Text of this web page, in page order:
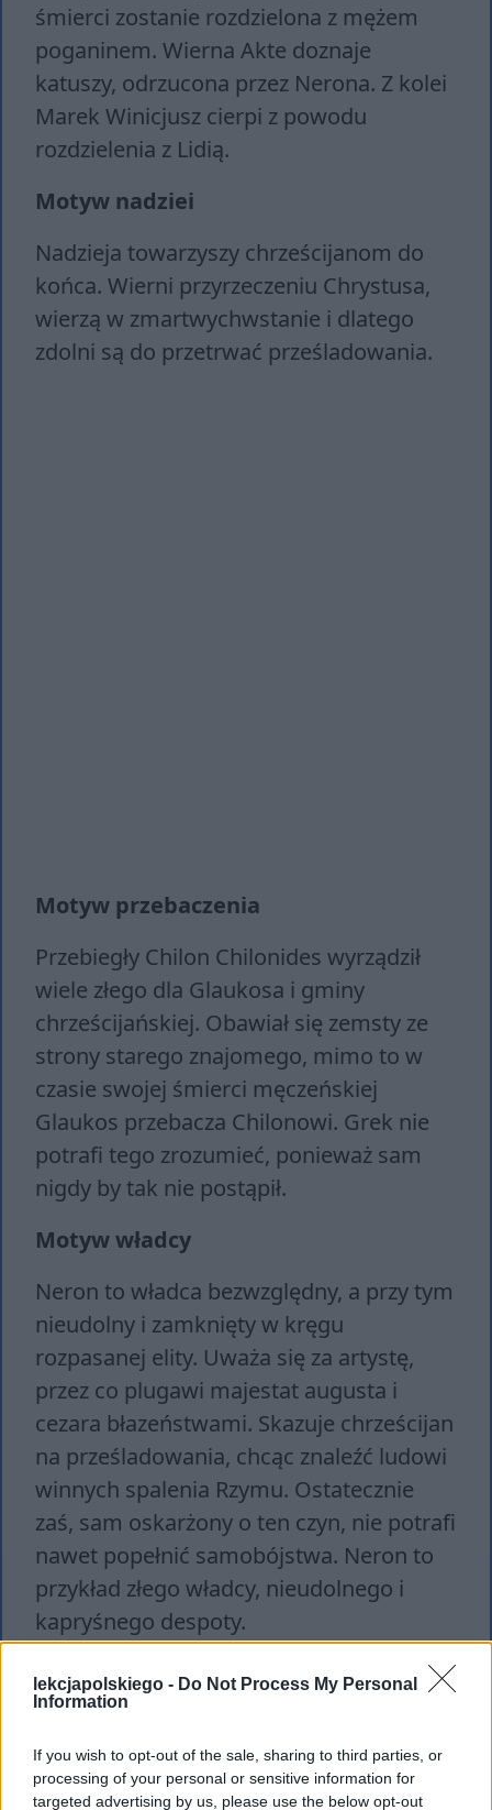
lekcjapolskiego - Do Not Process My Personal
Information
If you wish to opt-out of the sale, sharing to third parties, or
processing of your personal or sensitive information for
targeted advertising by us, please use the below opt-out
śmierci zostanie rozdzielona z mężem
poganinem. Wierna Akte doznaje
katuszy, odrzucona przez Nerona. Z kolei
Marek Winicjusz cierpi z powodu
rozdzielenia z Lidią.
Motyw nadziei
Nadzieja towarzyszy chrześcijanom do
końca. Wierni przyrzeczeniu Chrystusa,
wierzą w zmartwychwstanie i dlatego
zdolni są do przetrwać prześladowania.
Motyw przebaczenia
Przebiegły Chilon Chilonides wyrządził
wiele złego dla Glaukosa i gminy
chrześcijańskiej. Obawiał się zemsty ze
strony starego znajomego, mimo to w
czasie swojej śmierci męczeńskiej
Glaukos przebacza Chilonowi. Grek nie
potrafi tego zrozumieć, ponieważ sam
nigdy by tak nie postąpił.
Motyw władcy
Neron to władca bezwzględny, a przy tym
nieudolny i zamknięty w kręgu
rozpasanej elity. Uważa się za artystę,
przez co plugawi majestat augusta i
cezara błazeństwami. Skazuje chrześcijan
na prześladowania, chcąc znaleźć ludowi
winnych spalenia Rzymu. Ostatecznie
zaś, sam oskarżony o ten czyn, nie potrafi
nawet popełnić samobójstwa. Neron to
przykład złego władcy, nieudolnego i
kapryśnego despoty.
Motyw przyjaźni
przyjaciółmi. Epikurejczyk, wiedziony
przywiązaniem do patrycjusza, od